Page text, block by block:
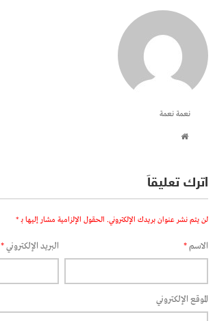
نعمة نعمة
اترك تعليقاً
لن يتم نشر عنوان بريدك الإلكتروني. الحقول الإلزامية مشار إليها بـ *
الاسم* البريد الإلكتروني*
الموقع الإلكتروني